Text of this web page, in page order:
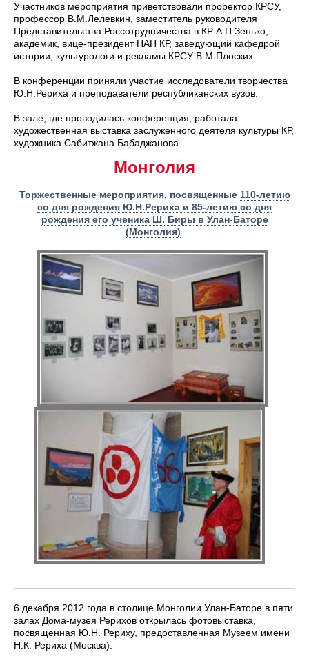
Участников мероприятия приветствовали проректор КРСУ,
профессор В.М.Лелевкин, заместитель руководителя
Представительства Россотрудничества в КР А.П.Зенько,
академик, вице-президент НАН КР, заведующий кафедрой
истории, культурологи и рекламы КРСУ В.М.Плоских.
В конференции приняли участие исследователи творчества
Ю.Н.Рериха и преподаватели республиканских вузов.
В зале, где проводилась конференция, работала
художественная выставка заслуженного деятеля культуры КР,
художника Сабитжана Бабаджанова.
Монголия
Торжественные мероприятия, посвященные 110-летию
со дня рождения Ю.Н.Рериха и 85-летию со дня
рождения его ученика Ш. Биры в Улан-Баторе
(Монголия)
6 декабря 2012 года в столице Монголии Улан-Баторе в пяти
залах Дома-музея Рерихов открылась фотовыставка,
посвященная Ю.Н. Рериху, предоставленная Музеем имени
Н.К. Рериха (Москва).